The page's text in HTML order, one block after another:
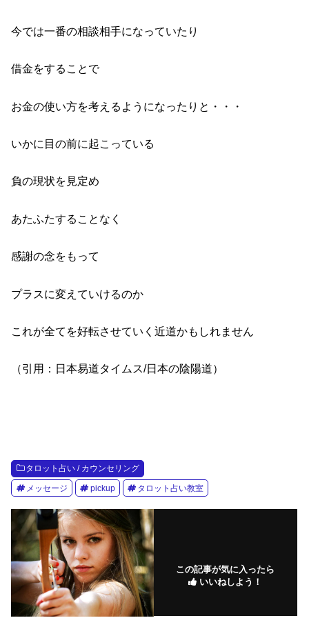
今では一番の相談相手になっていたり
借金をすることで
お金の使い方を考えるようになったりと・・・
いかに目の前に起こっている
負の現状を見定め
あたふたすることなく
感謝の念をもって
プラスに変えていけるのか
これが全てを好転させていく近道かもしれません
（引用：日本易道タイムス/日本の陰陽道）
タロット占い / カウンセリング
メッセージ pickup タロット占い教室
この記事が気に入ったら
いいねしよう！